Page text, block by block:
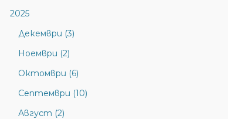
2025
Декември (3)
Ноември (2)
Октомври (6)
Септември (10)
Август (2)